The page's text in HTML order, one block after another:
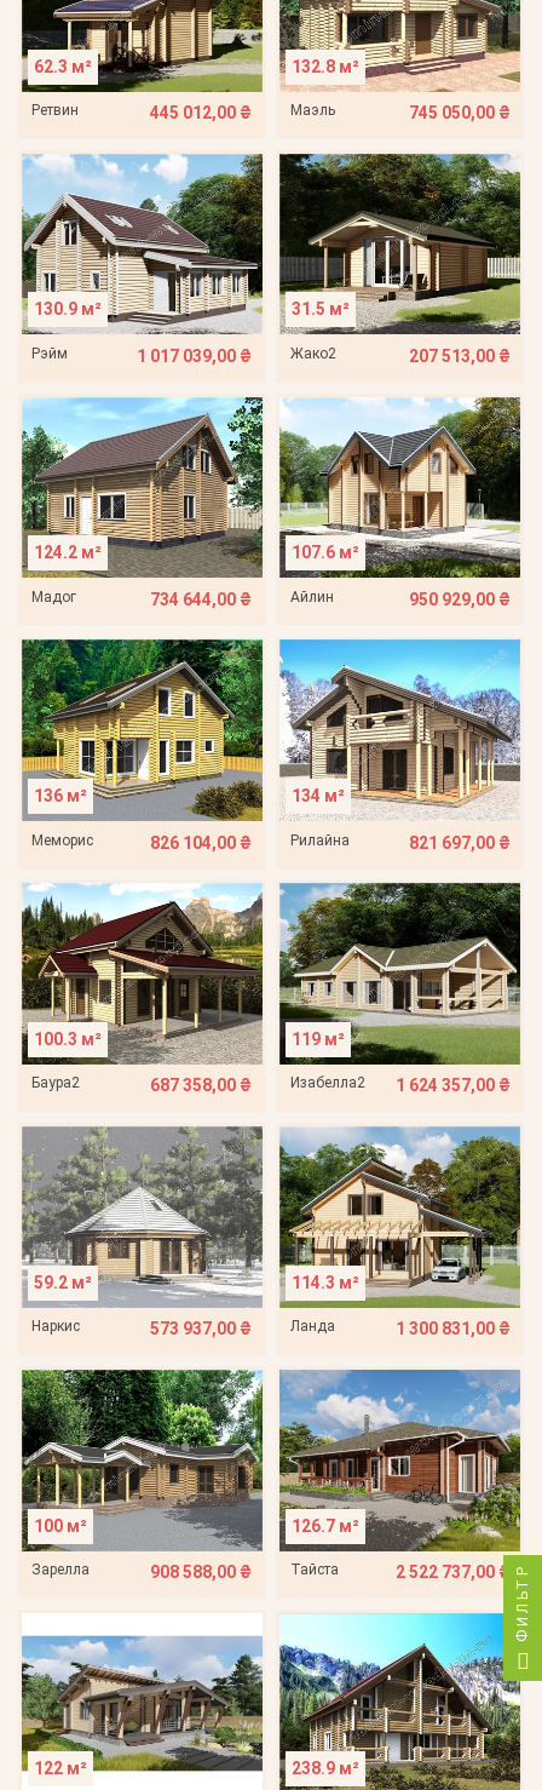
62.3 м²
Ретвин 445 012,00 ₴
132.8 м²
Маэль 745 050,00 ₴
130.9 м²
Рэйм 1 017 039,00 ₴
31.5 м²
Жако2 207 513,00 ₴
124.2 м²
Мадог 734 644,00 ₴
107.6 м²
Айлин 950 929,00 ₴
136 м²
Меморис 826 104,00 ₴
134 м²
Рилайна 821 697,00 ₴
100.3 м²
Баура2 687 358,00 ₴
119 м²
Изабелла2 1 624 357,00 ₴
59.2 м²
Наркис 573 937,00 ₴
114.3 м²
Ланда 1 300 831,00 ₴
100 м²
Зарелла 908 588,00 ₴
126.7 м²
Тайста 2 522 737,00 ₴
122 м² 238.9 м²
ФИЛЬТР